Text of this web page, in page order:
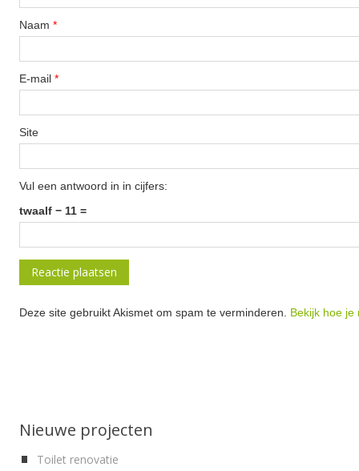
Naam *
E-mail *
Site
Vul een antwoord in in cijfers:
twaalf − 11 =
Deze site gebruikt Akismet om spam te verminderen. Bekijk hoe je
Nieuwe projecten
Toilet renovatie